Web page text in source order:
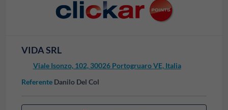
VIDA SRL
Viale Isonzo, 102, 30026 Portogruaro VE, Italia
Referente Danilo Del Col